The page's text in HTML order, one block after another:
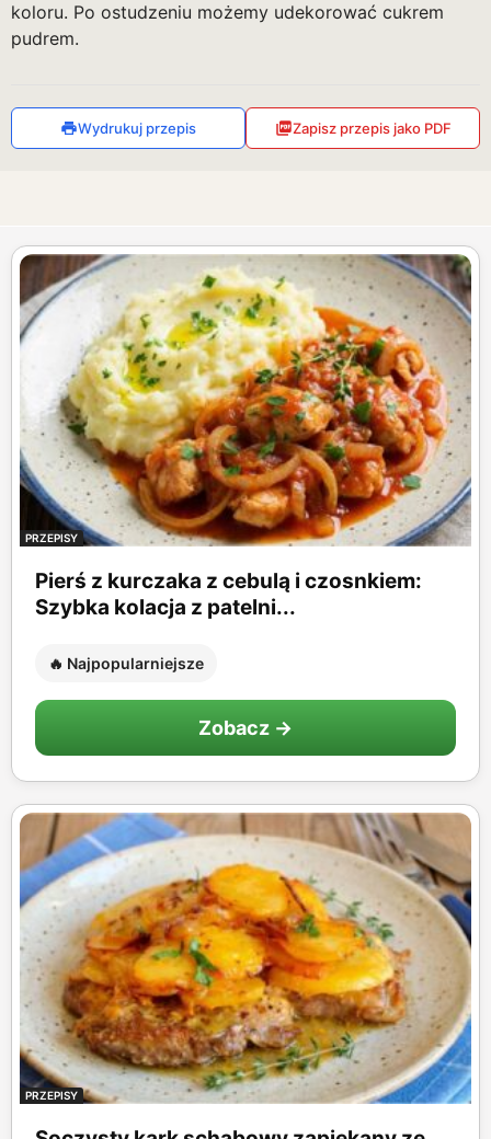
koloru. Po ostudzeniu możemy udekorować cukrem
pudrem.
Wydrukuj przepis Zapisz przepis jako PDF
PRZEPISY
Pierś z kurczaka z cebulą i czosnkiem:
Szybka kolacja z patelni...
🔥 Najpopularniejsze
Zobacz →
PRZEPISY